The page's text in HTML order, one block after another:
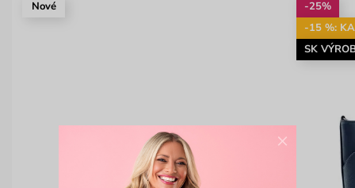
Nové
-25%
-15 %:
SK
×